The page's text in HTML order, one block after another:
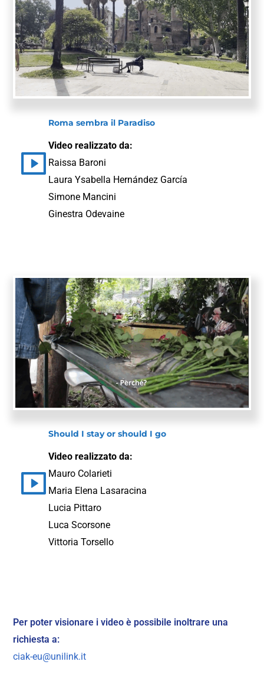
Roma sembra il Paradiso
Video realizzato da:
Raissa Baroni
Laura Ysabella Hernández García
Simone Mancini
Ginestra Odevaine
Should I stay or should I go
Video realizzato da:
Mauro Colarieti
Maria Elena Lasaracina
Lucia Pittaro
Luca Scorsone
Vittoria Torsello
Per poter visionare i video è possibile inoltrare una
richiesta a:
ciak-eu@unilink.it